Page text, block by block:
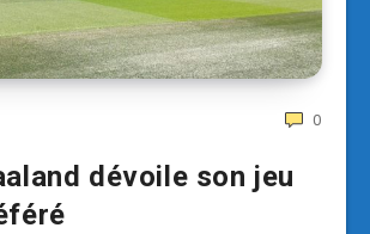
0
dévoile son jeu